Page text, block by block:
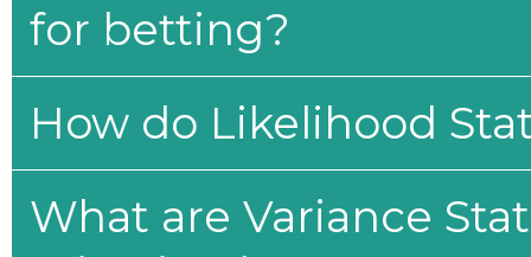
for betting?
How do Likelihood
What are Variance